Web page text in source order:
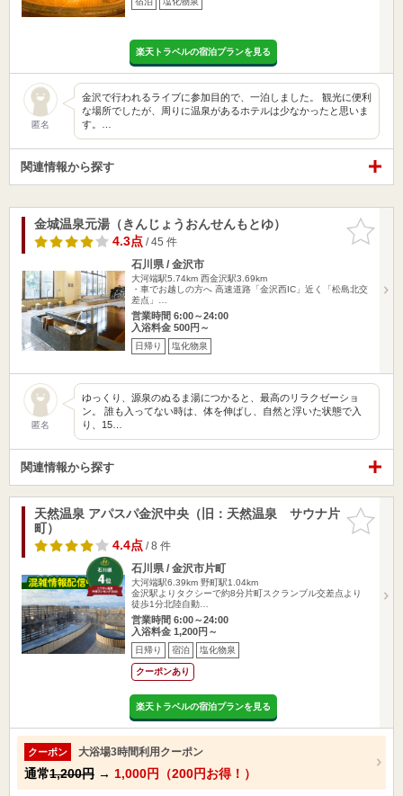
楽天トラベルの宿泊プランを見る
匿名
金沢で行われるライブに参加目的で、一泊しました。 観光に便利
な場所でしたが、周りに温泉があるホテルは少なかったと思いま
す。…
関連情報から探す
お気に入
りに追加
金城温泉元湯（きんじょうおんせんもとゆ）
4.3点/ 45 件
石川県 / 金沢市
大河端駅5.74km 西金沢駅3.69km
・車でお越しの方へ 高速道路「金沢西IC」近く「松島北交
差点」…
営業時間 6:00～24:00
入浴料金 500円～
日帰り 塩化物泉
匿名
ゆっくり、源泉のぬるま湯につかると、最高のリラクゼーショ
ン。 誰も入ってない時は、体を伸ばし、自然と浮いた状態で入
り、15…
関連情報から探す
お気に入
りに追加
天然温泉 アパスパ金沢中央（旧：天然温泉 サウナ片
町）
4.4点/ 8 件
石川県 / 金沢市片町
大河端駅6.39km 野町駅1.04km
金沢駅よりタクシーで約8分片町スクランブル交差点より
徒歩1分北陸自動…
営業時間 6:00～24:00
入浴料金 1,200円～
日帰り 宿泊 塩化物泉
クーポンあり
楽天トラベルの宿泊プランを見る
クーポン 大浴場3時間利用クーポン
通常1,200円 → 1,000円（200円お得！）